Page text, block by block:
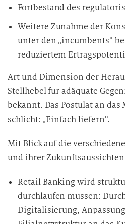
Fortbestand des
Weitere Zunahme der
unter den „incumbents“
reduziertem
Art und Dimension der
Stellhebel für adäquate
bekannt. Das Postulat an
schlicht: „Einfach liefern“.
Mit Blick auf die
und ihrer
Retail Banking wird
durchlaufen müssen:
Digitalisierung,